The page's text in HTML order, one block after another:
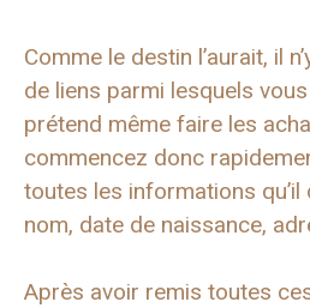
Comme le destin l’aurait, il
de liens parmi lesquels
prétend même faire les
commencez donc
toutes les informations qu’il
nom, date de naissance,
Après avoir remis toutes